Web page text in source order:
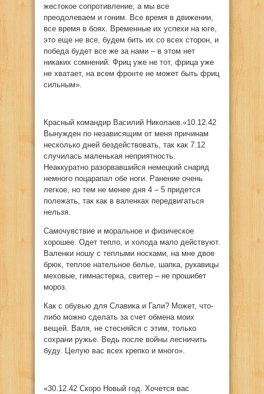
жестокое сопротивление, а мы все
преодолеваем и гоним. Все время в движении,
все время в боях. Временные их успехи на юге,
это еще не все, будем бить их со всех сторон, и
победа будет все же за нами – в этом нет
никаких сомнений. Фриц уже не тот, фрица уже
не хватает, на всем фронте не может быть фриц
сильным».
Красный командир Василий Николаев.«10.12.42
Вынужден по независящим от меня причинам
несколько дней бездействовать, так как 7.12
случилась маленькая неприятность.
Неаккуратно разорвавшийся немецкий снаряд
немного поцарапал обе ноги. Ранение очень
легкое, но тем не менее дня 4 – 5 придется
полежать, так как в валенках передвигаться
нельзя.
Самочувствие и моральное и физическое
хорошее. Одет тепло, и холода мало действуют.
Валенки ношу с теплыми носками, на мне двое
брюк, теплое нательное белье, шапка, рукавицы
меховые, гимнастерка, свитер – не прошибет
мороз.
Как с обувью для Славика и Гали? Может, что-
либо можно сделать за счет обмена моих
вещей. Валя, не стесняйся с этим, только
сохрани ружье. Ведь после войны лесничить
буду. Целую вас всех крепко и много».
«30.12.42 Скоро Новый год. Хочется вас